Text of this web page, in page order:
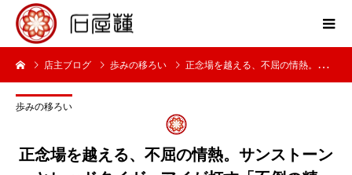
店主ブログ 歩みの移ろい 正念場を越える、不屈の情熱。サンストーンとレッドタイガーアイが灯す「不倒の精神」。
歩みの移ろい
正念場を越える、不屈の情熱。サンストーン